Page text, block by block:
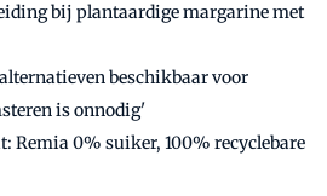
bij plantaardige margarine met
beschikbaar voor
is onnodig'
Remia 0% suiker, 100% recyclebare